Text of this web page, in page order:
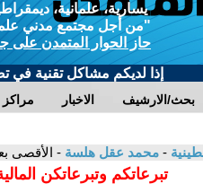
يسارية، علمانية،
"من أجل مجتمع مدني
حاز الحوار المتمدن على
إذا لديكم مشاكل تقنية في
مراكز الاخبار بحث/الارشيف
- محمد عقل هلسة - الأقصى
تبرعاتكم وتبرعاتكن